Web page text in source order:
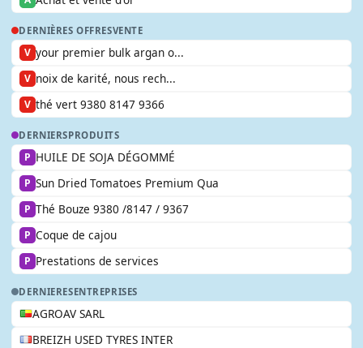
DERNIÈRES OFFRESVENTE
V your premier bulk argan o...
V noix de karité, nous rech...
V thé vert 9380 8147 9366
DERNIERSPRODUITS
P HUILE DE SOJA DÉGOMMÉ
P Sun Dried Tomatoes Premium Qua
P Thé Bouze 9380 /8147 / 9367
P Coque de cajou
P Prestations de services
DERNIERESENTREPRISES
AGROAV SARL
BREIZH USED TYRES INTER